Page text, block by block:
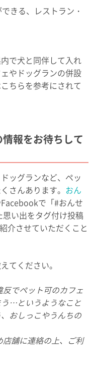
きる、レストラン・
で犬と同伴して入れ
やドッグランの併設
ちらを参考にされて
報をお待ちして
ッグランなど、ペッ
さんあります。 おん
で「#おんせ
い出をタグ付け投稿
介させていただくこと
てください。
でペット可のカフェ
…というようなこと
おしっこやうんちの
舗に連絡の上、ご利